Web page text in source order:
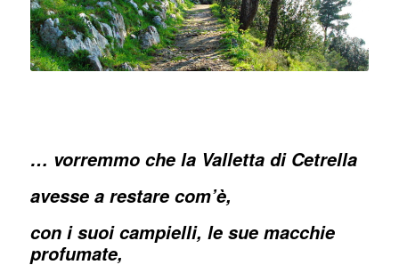
… vorremmo che la Valletta di Cetrella
avesse a restare com’è,
con i suoi campielli, le sue macchie
profumate,